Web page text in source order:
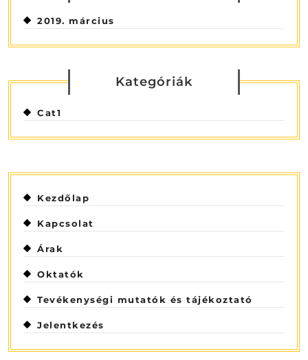
2019. március
Kategóriák
Cat1
Kezdőlap
Kapcsolat
Árak
Oktatók
Tevékenységi mutatók és tájékoztató
Jelentkezés